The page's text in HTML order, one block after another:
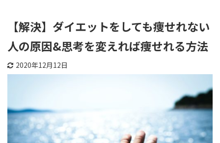
【解決】ダイエットをしても痩せれない
人の原因&思考を変えれば痩せれる方法
2020年12月12日